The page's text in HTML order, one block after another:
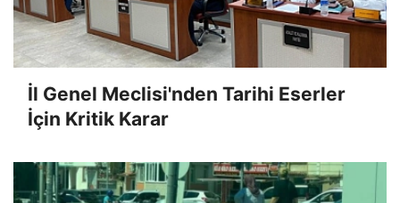
İl Genel Meclisi'nden Tarihi Eserler
İçin Kritik Karar